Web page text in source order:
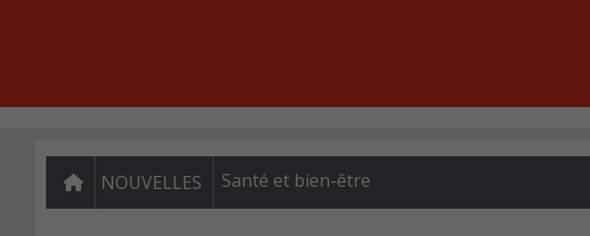
NOUVELLES Santé et bien-être